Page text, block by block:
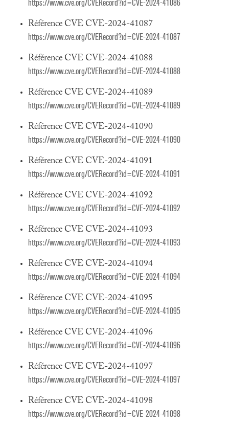
https://www.cve.org/CVERecord?id=CVE-2024-41086
Référence CVE CVE-2024-41087
https://www.cve.org/CVERecord?id=CVE-2024-41087
Référence CVE CVE-2024-41088
https://www.cve.org/CVERecord?id=CVE-2024-41088
Référence CVE CVE-2024-41089
https://www.cve.org/CVERecord?id=CVE-2024-41089
Référence CVE CVE-2024-41090
https://www.cve.org/CVERecord?id=CVE-2024-41090
Référence CVE CVE-2024-41091
https://www.cve.org/CVERecord?id=CVE-2024-41091
Référence CVE CVE-2024-41092
https://www.cve.org/CVERecord?id=CVE-2024-41092
Référence CVE CVE-2024-41093
https://www.cve.org/CVERecord?id=CVE-2024-41093
Référence CVE CVE-2024-41094
https://www.cve.org/CVERecord?id=CVE-2024-41094
Référence CVE CVE-2024-41095
https://www.cve.org/CVERecord?id=CVE-2024-41095
Référence CVE CVE-2024-41096
https://www.cve.org/CVERecord?id=CVE-2024-41096
Référence CVE CVE-2024-41097
https://www.cve.org/CVERecord?id=CVE-2024-41097
Référence CVE CVE-2024-41098
https://www.cve.org/CVERecord?id=CVE-2024-41098